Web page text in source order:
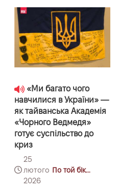
«Ми багато чого
навчилися в України» —
як тайванська Академія
«Чорного Ведмедя»
готує суспільство до
криз
25
лютого
2026
По той бік